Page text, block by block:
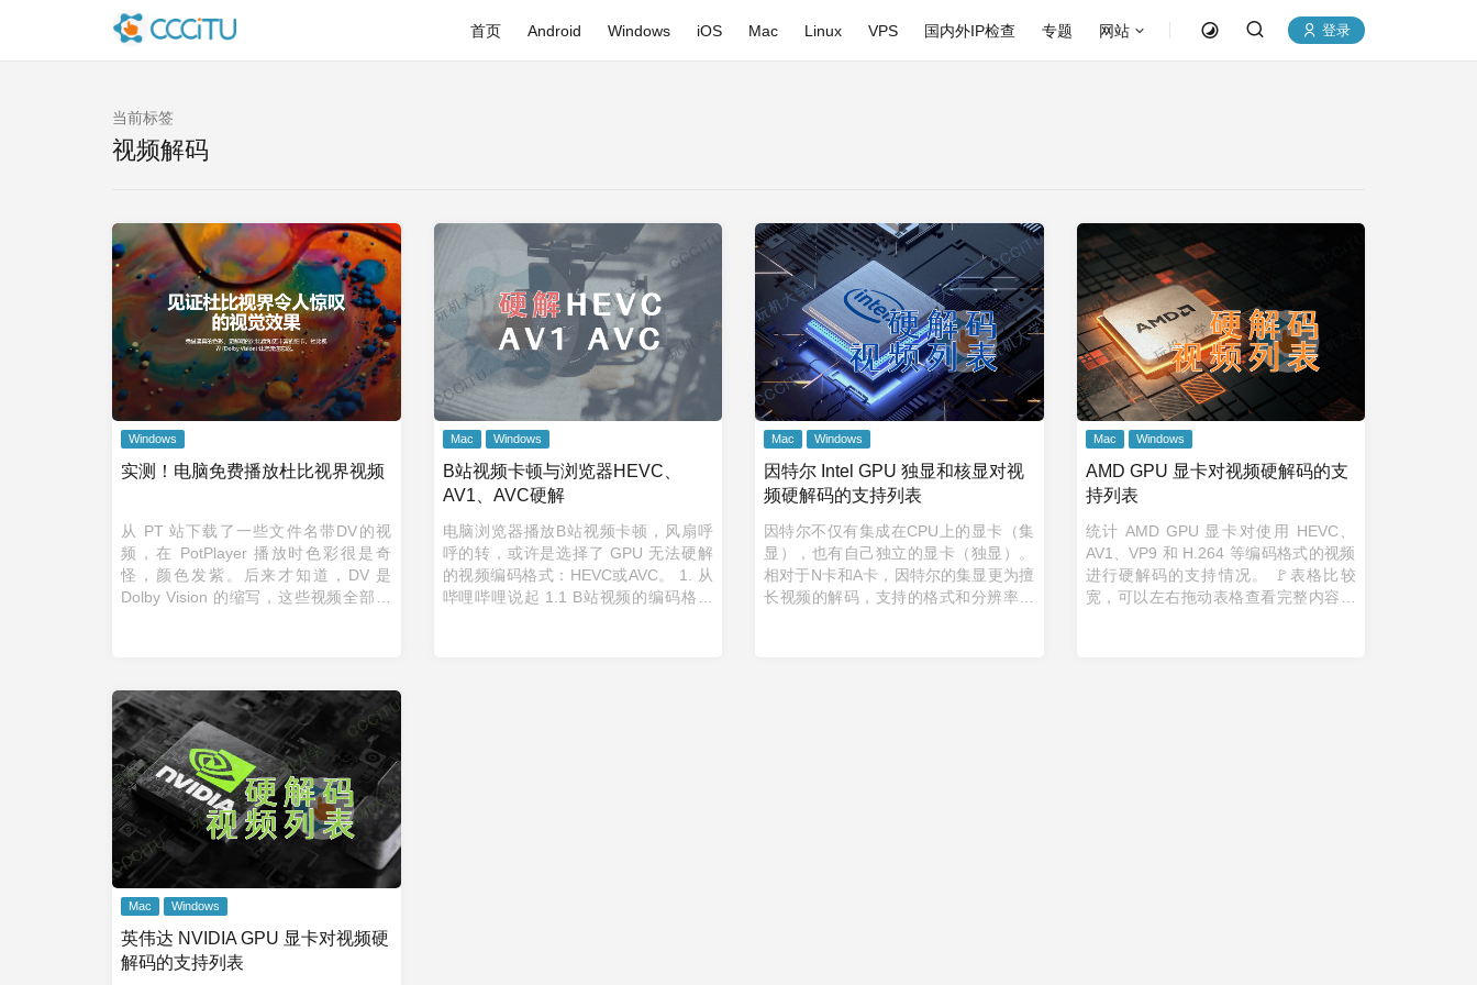
首页 Android Windows iOS Mac Linux VPS 国内外IP检查 专题 网站 登录
当前标签
视频解码
Windows
实测！电脑免费播放杜比视界视频
从 PT 站下载了一些文件名带DV的视
频，在 PotPlayer 播放时色彩很是奇
怪，颜色发紫。后来才知道，DV 是
Dolby Vision 的缩写，这些视频全部采
Mac Windows
B站视频卡顿与浏览器HEVC、
AV1、AVC硬解
电脑浏览器播放B站视频卡顿，风扇呼
呼的转，或许是选择了 GPU 无法硬解
的视频编码格式：HEVC或AVC。 1. 从
哔哩哔哩说起 1.1 B站视频的编码格式
Mac Windows
因特尔 Intel GPU 独显和核显对视
频硬解码的支持列表
因特尔不仅有集成在CPU上的显卡（集
显），也有自己独立的显卡（独显）。
相对于N卡和A卡，因特尔的集显更为擅
长视频的解码，支持的格式和分辨率相
Mac Windows
AMD GPU 显卡对视频硬解码的支
持列表
统计 AMD GPU 显卡对使用 HEVC、
AV1、VP9 和 H.264 等编码格式的视频
进行硬解码的支持情况。 🚩表格比较
宽，可以左右拖动表格查看完整内容。
Mac Windows
英伟达 NVIDIA GPU 显卡对视频硬
解码的支持列表